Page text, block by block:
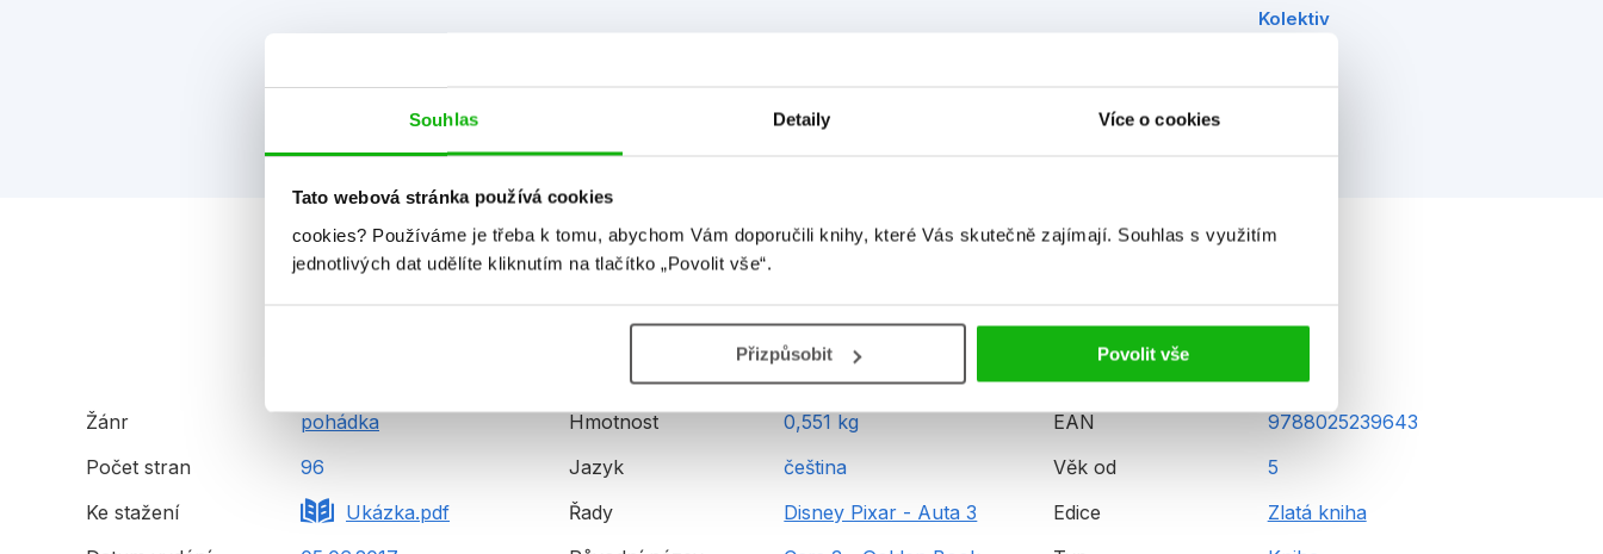
Souhlas Detaily Více o cookies
Tato webová stránka používá cookies
cookies? Používáme je třeba k tomu, abychom Vám doporučili knihy, které Vás skutečně zajímají. Souhlas s využitím
jednotlivých dat udělíte kliknutím na tlačítko „Povolit vše“.
Přizpůsobit Povolit vše
Kolektiv
Detailní informace
Žánr
pohádka
Počet stran
96
Ke stažení
Ukázka.pdf
Hmotnost
0,551 kg
Jazyk
čeština
Řady
Disney Pixar - Auta 3
EAN
9788025239643
Věk od
5
Edice
Zlatá kniha